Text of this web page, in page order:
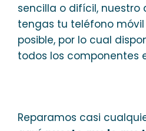
sencilla o difícil, nuestro
tengas tu teléfono
posible, por lo cual
todos los componentes
Reparamos casi